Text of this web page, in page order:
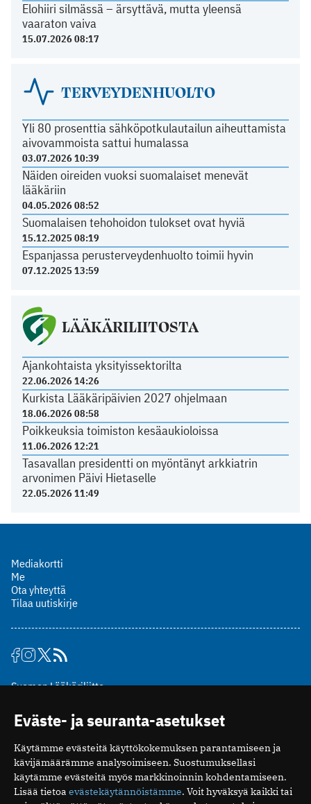
Elohiiri silmässä – ärsyttävä, mutta yleensä
vaaraton vaiva
15.07.2026 08:17
TERVEYDENHUOLTO
Yli 80 prosenttia sähköpotkulautailun aiheuttamista
aivovammoista sattui humalassa
03.07.2026 10:39
Näiden oireiden vuoksi suomalaiset menevät
lääkäriin
04.05.2026 08:52
Suomalaisen tehohoidon tulokset ovat hyviä
15.12.2025 08:19
Espanjassa perusterveydenhuolto toimii hyvin
07.12.2025 13:59
LÄÄKÄRILIITOSTA
Ajankohtaista yksityissektorilta
22.06.2026 14:26
Kurkista Lääkäripäivien 2027 ohjelmaan
18.06.2026 08:58
Poikkeuksia toimiston kesäaukioloissa
11.06.2026 12:21
Tasavallan presidentti on myöntänyt arkkiatrin
arvonimen Päivi Hietaselle
22.05.2026 11:49
Mediakortti
Me
Ota yhteyttä
Tilaa uutiskirje
Suomen Lääkäriliitto
00510 Helsinki
puh. (09) 393 091
toimitus@potilaanlaakarilehti.fi
ISSN 2323-9476
Eväste- ja seuranta-asetukset
Käytämme evästeitä käyttökokemuksen parantamiseen ja
kävijämäärämme analysoimiseen. Suostumuksellasi
käytämme evästeitä myös markkinoinnin kohdentamiseen.
Lisää tietoa evästekäytännöistämme. Voit hyväksyä kaikki tai